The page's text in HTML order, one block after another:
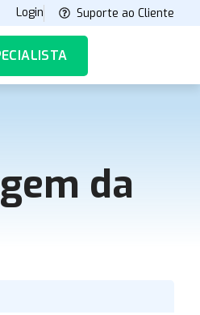
Login Suporte ao Cliente
da